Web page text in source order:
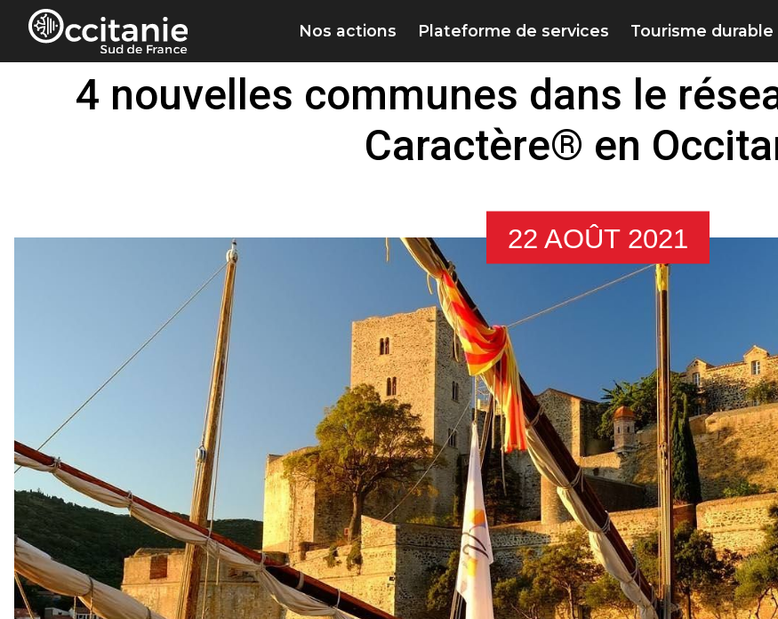
Panneau de gestion des cookies
Nos actions Plateforme de services Tourisme durable
4 nouvelles communes dans le
Caractère® en
22 AOÛT 2021